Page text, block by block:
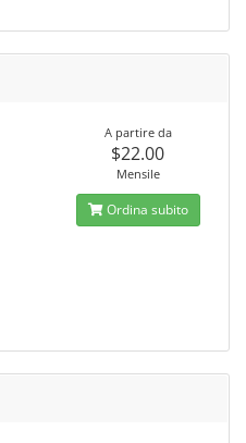
A partire da
$22.00
Mensile
Ordina subito